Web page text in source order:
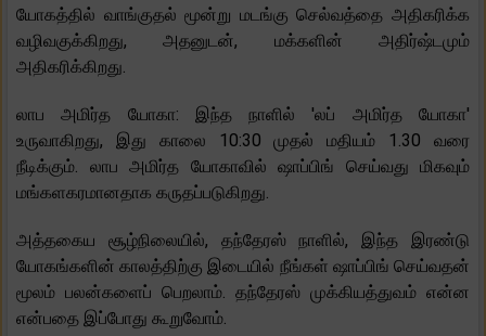
யோகத்தில் வாங்குதல் மூன்று மடங்கு செல்வத்தை அதிகரிக்க
வழிவகுக்கிறது, அதனுடன், மக்களின் அதிர்ஷ்டமும்
அதிகரிக்கிறது.
லாப அமிர்த யோகா: இந்த நாளில் 'லப் அமிர்த யோகா'
உருவாகிறது, இது காலை 10:30 முதல் மதியம் 1.30 வரை
நீடிக்கும். லாப அமிர்த யோகாவில் ஷாப்பிங் செய்வது மிகவும்
மங்களகரமானதாக கருதப்படுகிறது.
அத்தகைய சூழ்நிலையில், தந்தேரஸ் நாளில், இந்த இரண்டு
யோகங்களின் காலத்திற்கு இடையில் நீங்கள் ஷாப்பிங் செய்வதன்
மூலம் பலன்களைப் பெறலாம். தந்தேரஸ் முக்கியத்துவம் என்ன
என்பதை இப்போது கூறுவோம்.